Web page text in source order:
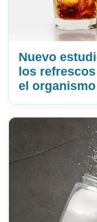
Nuevo
los
el organismo